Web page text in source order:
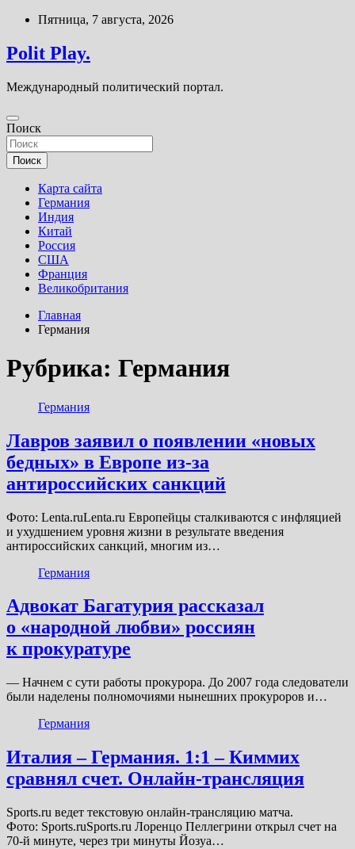
Перейти
содержимому
Пятница, 7 августа, 2026
Polit Play.
Международный политический портал.
Поиск
Поиск
Карта сайта
Германия
Индия
Китай
Россия
США
Франция
Великобритания
Главная
Германия
Рубрика: Германия
Германия
Лавров заявил о появлении «новых
бедных» в Европе из-за
антироссийских санкций
Фото: Lenta.ruLenta.ru Европейцы сталкиваются с инфляцией
и ухудшением уровня жизни в результате введения
антироссийских санкций, многим из…
Германия
Адвокат Багатурия рассказал
о «народной любви» россиян
к прокуратуре
— Начнем с сути работы прокурора. До 2007 года следователи
были наделены полномочиями нынешних прокуроров и…
Германия
Италия – Германия. 1:1 – Киммих
сравнял счет. Онлайн-трансляция
Sports.ru ведет текстовую онлайн-трансляцию матча.
Фото: Sports.ruSports.ru Лоренцо Пеллегрини открыл счет на
70-й минуте, через три минуты Йозуа…